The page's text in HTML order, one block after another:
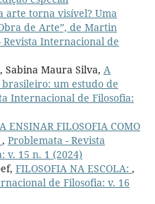
arte torna visível? Uma
de Arte”, de Martin
Revista Internacional de
Sabina Maura Silva, A
um estudo de
Internacional de Filosofia:
ENSINAR FILOSOFIA COMO
, Problemata - Revista
v. 15 n. 1 (2024)
FILOSOFIA NA ESCOLA: ,
de Filosofia: v. 16